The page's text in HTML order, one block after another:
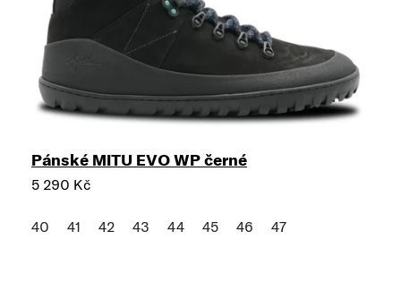
Pánské MITU EVO WP černé
5 290 Kč
40 41 42 43 44 45 46 47